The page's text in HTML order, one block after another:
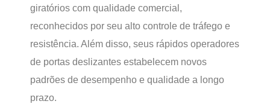
giratórios com qualidade comercial,
reconhecidos por seu alto controle de tráfego e
resistência. Além disso, seus rápidos operadores
de portas deslizantes estabelecem novos
padrões de desempenho e qualidade a longo
prazo.